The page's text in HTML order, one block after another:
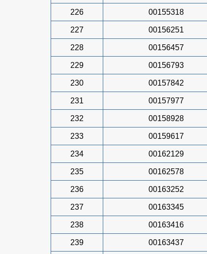
226 00155318
227 00156251
228 00156457
229 00156793
230 00157842
231 00157977
232 00158928
233 00159617
234 00162129
235 00162578
236 00163252
237 00163345
238 00163416
239 00163437